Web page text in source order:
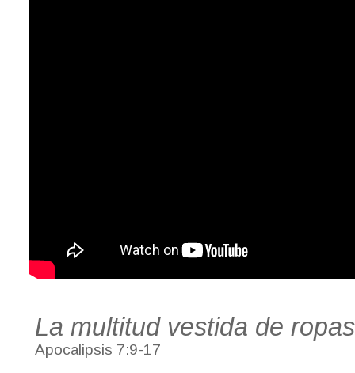
La multitud vestida de
Apocalipsis 7:9-17